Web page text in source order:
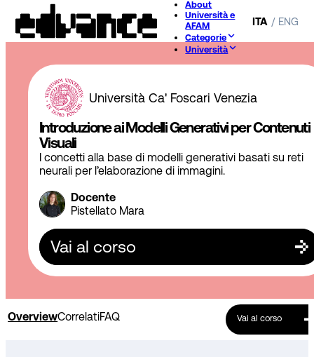
About
Università e
AFAM
Categorie
Università
ITA / ENG
Università Ca' Foscari Venezia
Introduzione ai Modelli Generativi per Contenuti
Visuali
I concetti alla base di modelli generativi basati su reti
neurali per l’elaborazione di immagini.
Docente
Pistellato Mara
Vai al corso
OverviewCorrelatiFAQ Vai al corso